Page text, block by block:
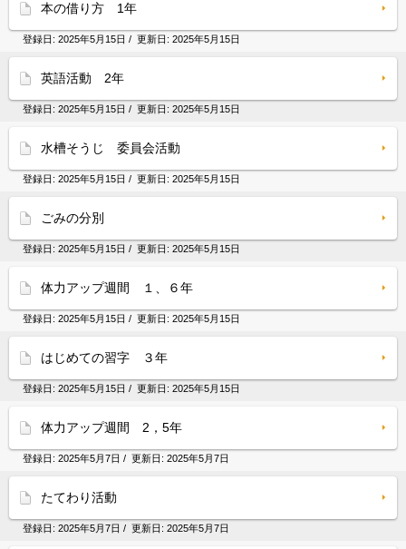
本の借り方 1年
登録日: 2025年5月15日 / 更新日: 2025年5月15日
英語活動 2年
登録日: 2025年5月15日 / 更新日: 2025年5月15日
水槽そうじ 委員会活動
登録日: 2025年5月15日 / 更新日: 2025年5月15日
ごみの分別
登録日: 2025年5月15日 / 更新日: 2025年5月15日
体力アップ週間 １、６年
登録日: 2025年5月15日 / 更新日: 2025年5月15日
はじめての習字 ３年
登録日: 2025年5月15日 / 更新日: 2025年5月15日
体力アップ週間 2，5年
登録日: 2025年5月7日 / 更新日: 2025年5月7日
たてわり活動
登録日: 2025年5月7日 / 更新日: 2025年5月7日